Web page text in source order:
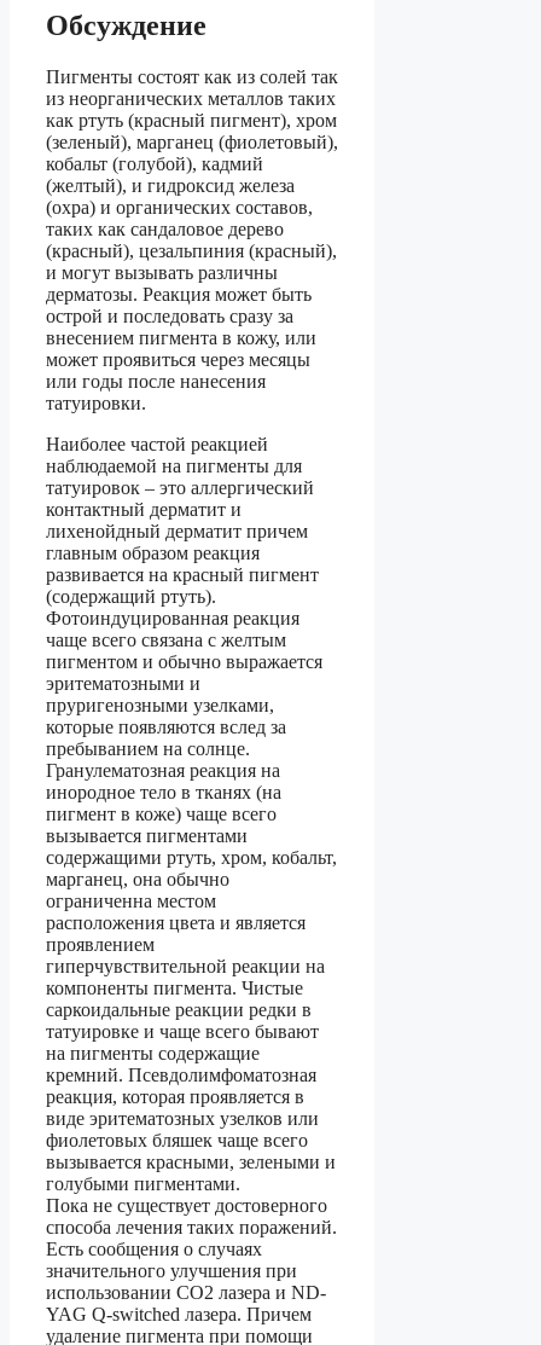
Обсуждение
Пигменты состоят как из солей так
из неорганических металлов таких
как ртуть (красный пигмент), хром
(зеленый), марганец (фиолетовый),
кобальт (голубой), кадмий
(желтый), и гидроксид железа
(охра) и органических составов,
таких как сандаловое дерево
(красный), цезальпиния (красный),
и могут вызывать различны
дерматозы. Реакция может быть
острой и последовать сразу за
внесением пигмента в кожу, или
может проявиться через месяцы
или годы после нанесения
татуировки.
Наиболее частой реакцией
наблюдаемой на пигменты для
татуировок – это аллергический
контактный дерматит и
лихенойдный дерматит причем
главным образом реакция
развивается на красный пигмент
(содержащий ртуть).
Фотоиндуцированная реакция
чаще всего связана с желтым
пигментом и обычно выражается
эритематозными и
пруригенозными узелками,
которые появляются вслед за
пребыванием на солнце.
Гранулематозная реакция на
инородное тело в тканях (на
пигмент в коже) чаще всего
вызывается пигментами
содержащими ртуть, хром, кобальт,
марганец, она обычно
ограниченна местом
расположения цвета и является
проявлением
гиперчувствительной реакции на
компоненты пигмента. Чистые
саркоидальные реакции редки в
татуировке и чаще всего бывают
на пигменты содержащие
кремний. Псевдолимфоматозная
реакция, которая проявляется в
виде эритематозных узелков или
фиолетовых бляшек чаще всего
вызывается красными, зелеными и
голубыми пигментами.
Пока не существует достоверного
способа лечения таких поражений.
Есть сообщения о случаях
значительного улучшения при
использовании CO2 лазера и ND-
YAG Q-switched лазера. Причем
удаление пигмента при помощи